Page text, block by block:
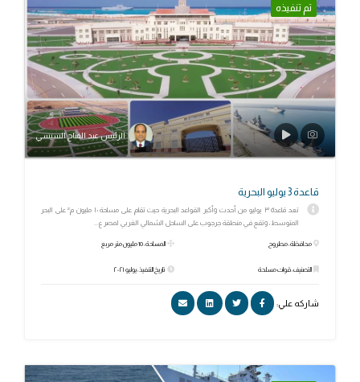
تم تنفيذه
الرئيس عبد الفتاح السيسي
قاعدة 3 يوليو البحرية
تعد قاعدة ٣ يوليو من أحدث وأكبر القواعد البحرية حيث تقام على مساحة ١٠ مليون م² على البحر
المتوسط، وتقع في منطقة جرجوب على الساحل الشمالي الغربي لمصر ع...
محافظة: مطروح
التصنيف: قوات مسلحة
المساحة: 10 مليون متر مربع
تاريخ التنفيذ: يوليو ٢٠٢١
شاركه علي: